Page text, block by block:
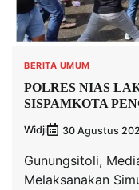
BERITA UMUM
POLRES NIAS
SISPAMKOTA
Widji 30 Agustus
Gunungsitoli,
Melaksanakan